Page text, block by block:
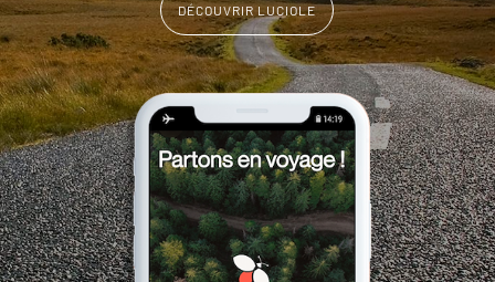
DÉCOUVRIR LUCIOLE